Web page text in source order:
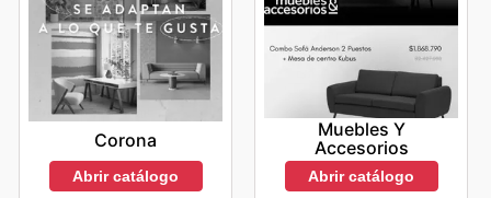
Corona
Abrir catálogo
Muebles Y
Accesorios
Abrir catálogo